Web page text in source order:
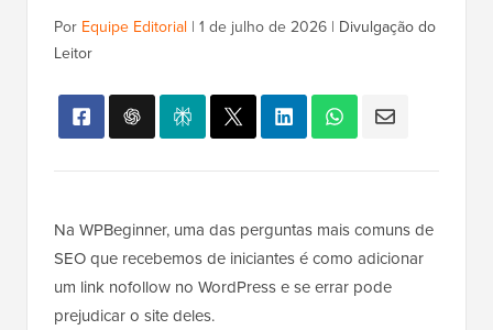
Por Equipe Editorial | 1 de julho de 2026 | Divulgação do
Leitor
Na WPBeginner, uma das perguntas mais comuns de
SEO que recebemos de iniciantes é como adicionar
um link nofollow no WordPress e se errar pode
prejudicar o site deles.